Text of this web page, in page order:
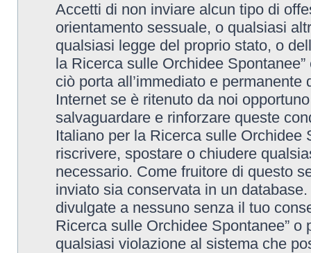
Accetti di non inviare alcun tipo di
orientamento sessuale, o qualsiasi
qualsiasi legge del proprio stato, o
la Ricerca sulle Orchidee
ciò porta all’immediato e
Internet se è ritenuto da noi
salvaguardare e rinforzare queste
Italiano per la Ricerca sulle Orchidee
riscrivere, spostare o chiudere
necessario. Come fruitore di questo
inviato sia conservata in un
divulgate a nessuno senza il tuo
Ricerca sulle Orchidee Spontanee”
qualsiasi violazione al sistema che